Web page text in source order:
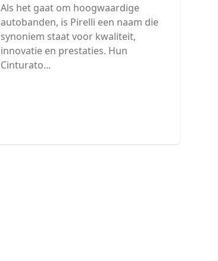
Als het gaat om hoogwaardige
autobanden, is Pirelli een naam die
synoniem staat voor kwaliteit,
innovatie en prestaties. Hun
Cinturato...